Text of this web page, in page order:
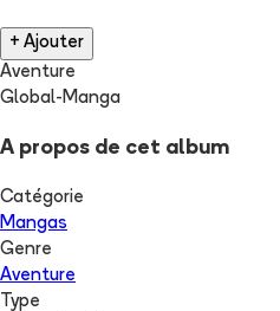
+ Ajouter
Aventure
Global-Manga
A propos de cet album
Catégorie
Mangas
Genre
Aventure
Type